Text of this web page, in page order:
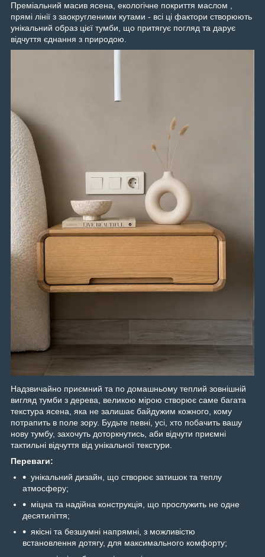
Преміальний масив ясена, екологічне покриття маслом ,
прямі лінії з заокругленими кутами - всі ці фактори створюють
унікальний образ цієї тумби, що притягує погляд та дарує
відчуття єднання з природою.
Надзвичайно приємний та по домашньому теплий зовнішній
вигляд тумби з дерева, великою мірою створює саме багата
текстура ясена, яка не залишає байдужим кожного, кому
потрапить в поле зору. Будьте певні, усі, хто побачить вашу
нову тумбу, захочуть доторкнутись, аби відчути приємні
тактильні відчуття від унікальної текстури.
Переваги:
унікальний дизайн, що створює затишок та теплу
атмосферу;
міцна та надійна конструкція, що прослужить не одне
десятиліття;
якісні та безшумні напрямні, з можливістю
встановлення дотягу, для максимального комфорту;